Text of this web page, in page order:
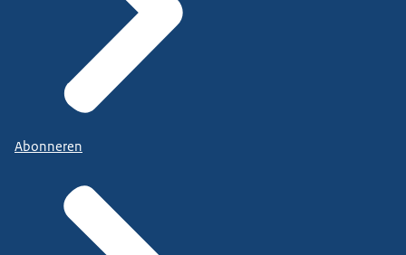
Abonneren